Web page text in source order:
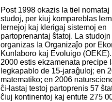
Post 1998 okazis la tiel nomataj
studoj, per kiuj kompareblas
lernejoj kaj klerigaj sistemoj en
partoprenantaj ŝtatoj. La studojn
organizas la Organizaĵo por
Kunlaboro kaj Evoluigo
2000 estis ekzamenata precipe
legkapablo de 15-jaraĝuloj; en
matematiko; en 2006
ĉi-lastaj testoj partoprenis 57
ĉiuj kontinentoj kaj entute 275